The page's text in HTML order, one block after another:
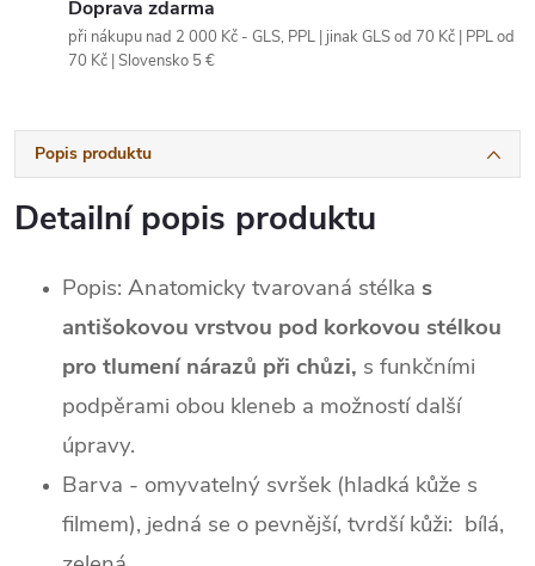
Doprava zdarma
při nákupu nad 2 000 Kč - GLS, PPL | jinak GLS od 70 Kč | PPL od
70 Kč | Slovensko 5 €
Popis produktu
Detailní popis produktu
Popis: Anatomicky tvarovaná stélka s
antišokovou vrstvou pod korkovou stélkou
pro tlumení nárazů při chůzi, s funkčními
podpěrami obou kleneb a možností další
úpravy.
Barva - omyvatelný svršek (hladká kůže s
filmem), jedná se o pevnější, tvrdší kůži: bílá,